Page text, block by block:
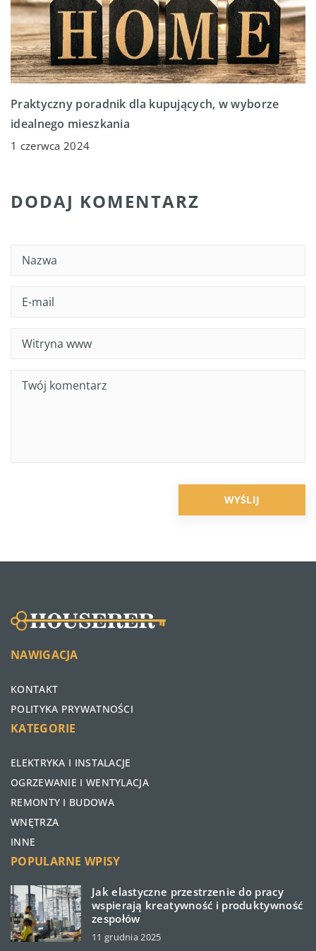
Praktyczny poradnik dla kupujących, w wyborze
idealnego mieszkania
1 czerwca 2024
DODAJ KOMENTARZ
NAWIGACJA
KONTAKT
POLITYKA PRYWATNOŚCI
KATEGORIE
ELEKTRYKA I INSTALACJE
OGRZEWANIE I WENTYLACJA
REMONTY I BUDOWA
WNĘTRZA
INNE
POPULARNE WPISY
Jak elastyczne przestrzenie do pracy
wspierają kreatywność i produktywność
zespołów
11 grudnia 2025